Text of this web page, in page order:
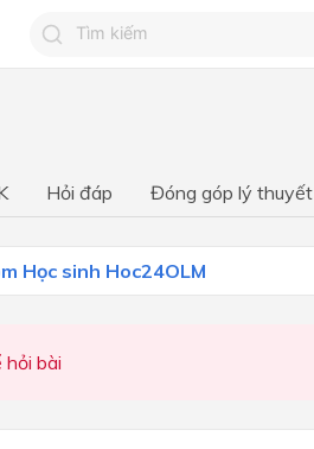
Chương 1: Phản ứng hóa học
Hỏi đáp Đóng góp lý thuyết
Học sinh Hoc24OLM
hỏi bài